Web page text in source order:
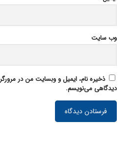
وب‌ سایت
ذخیره نام، ایمیل و وبسایت من در
دیدگاهی می‌نویسم.